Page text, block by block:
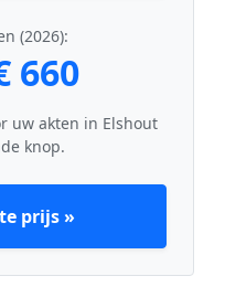
(2026):
660
uw akten in Elshout
knop.
prijs »